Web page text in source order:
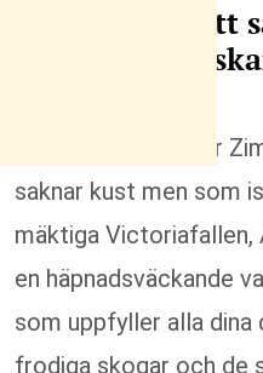
Zimbabwe – ett
för dig som
I södra Afrika ligger
saknar kust men som
mäktiga
en häpnadsväckande
som uppfyller alla
frodiga skogar och de